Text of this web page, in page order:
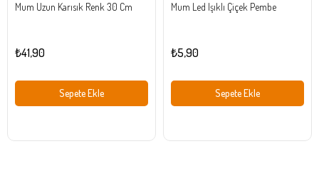
Mum Uzun Karısık Renk 30 Cm
₺41,90
Sepete Ekle
Mum Led Işıklı Çiçek Pembe
₺5,90
Sepete Ekle